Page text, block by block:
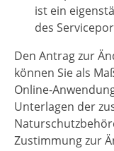
ist ein
des
Den Antrag zur
können Sie als
Online-
Unterlagen der
Zustimmung zur